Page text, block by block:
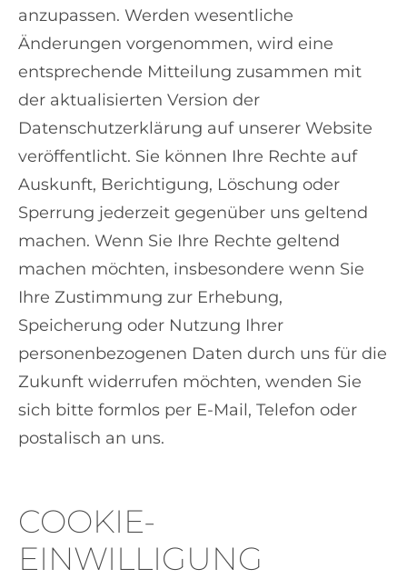
anzupassen. Werden wesentliche
Änderungen vorgenommen, wird eine
entsprechende Mitteilung zusammen mit
der aktualisierten Version der
Datenschutzerklärung auf unserer Website
veröffentlicht. Sie können Ihre Rechte auf
Auskunft, Berichtigung, Löschung oder
Sperrung jederzeit gegenüber uns geltend
machen. Wenn Sie Ihre Rechte geltend
machen möchten, insbesondere wenn Sie
Ihre Zustimmung zur Erhebung,
Speicherung oder Nutzung Ihrer
personenbezogenen Daten durch uns für die
Zukunft widerrufen möchten, wenden Sie
sich bitte formlos per E-Mail, Telefon oder
postalisch an uns.
COOKIE-
EINWILLIGUNG